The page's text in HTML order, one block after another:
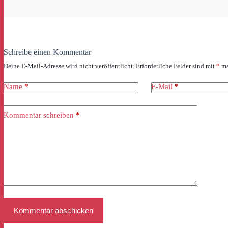
Schreibe einen Kommentar
Deine E-Mail-Adresse wird nicht veröffentlicht. Erforderliche Felder sind mit *
Name * E-Mail *
Kommentar schreiben *
Kommentar abschicken